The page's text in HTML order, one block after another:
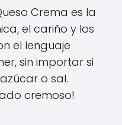
Crema es la
el cariño y los
el lenguaje
sin importar si
o sal.
cremoso!